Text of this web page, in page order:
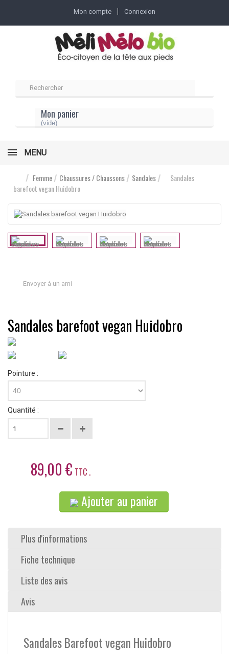
Mon compte Connexion
Mon panier
(vide)
MENU
Femme Chaussures / Chaussons Sandales
Sandales
barefoot vegan Huidobro
Envoyer à un ami
Sandales barefoot vegan Huidobro
Pointure :
40
Quantité :
89,00 € TTC .
Ajouter au panier
Plus d'informations
Fiche technique
Liste des avis
Avis
Sandales Barefoot vegan Huidobro